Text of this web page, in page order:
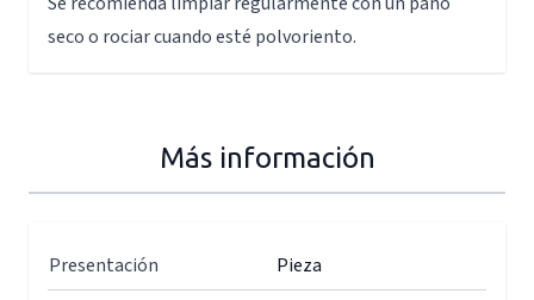
seco o rociar cuando esté polvoriento.
Más información
Presentación
Pieza